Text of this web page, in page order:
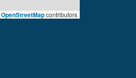
OpenStreetMapcontributors